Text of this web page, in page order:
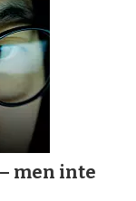
men inte